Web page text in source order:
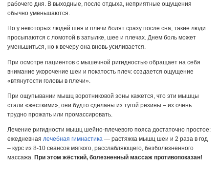
рабочего дня. В выходные, после отдыха, неприятные ощущения
обычно уменьшаются.
Но у некоторых людей шея и плечи болят сразу после сна, такие люди
просыпаются с ломотой в затылке, шее и плечах. Днем боль может
уменьшиться, но к вечеру она вновь усиливается.
При осмотре пациентов с мышечной ригидностью обращает на себя
внимание укорочение шеи и покатость плеч: создается ощущение
«втянутости головы в плечи».
При ощупывании мышц воротниковой зоны кажется, что эти мышцы
стали «жесткими», они будто сделаны из тугой резины – их очень
трудно прожать или промассировать.
Лечение ригидности мышц шейно-плечевого пояса достаточно простое:
ежедневная лечебная гимнастика — растяжка мышц шеи и 2 раза в год
– курс из 8-10 сеансов мягкого, расслабляющего, безболезненного
массажа. При этом жёсткий, болезненный массаж противопоказан!